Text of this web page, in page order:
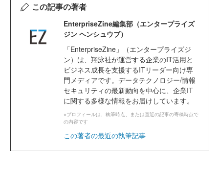
この記事の著者
EnterpriseZine編集部（エンタープライズ
ジン ヘンシュウブ）
「EnterpriseZine」（エンタープライズジ
ン）は、翔泳社が運営する企業のIT活用と
ビジネス成長を支援するITリーダー向け専
門メディアです。データテクノロジー/情報
セキュリティの最新動向を中心に、企業IT
に関する多様な情報をお届けしています。
※プロフィールは、執筆時点、または直近の記事の寄稿時点で
の内容です
この著者の最近の執筆記事